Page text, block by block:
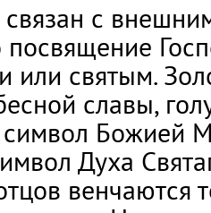
с
посвящение
или святым.
славы,
Божией
Духа
венчаются